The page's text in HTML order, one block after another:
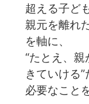
超える子ど
親元を離れ
を軸に、
“たとえ、
きていける
必要なこと